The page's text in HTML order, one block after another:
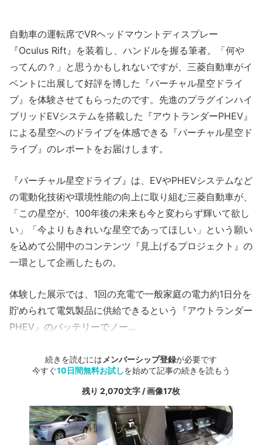
自動車の運転席でVRヘッドマウントディスプレー
『Oculus Rift』を装着し、ハンドルを握る筆者。「何や
ってんの？」と思うかもしれないですが、三菱自動車がイ
ベントに出展して好評を博した『バーチャル星空ドライ
ブ』を体験させてもらったのです。先進のプラグインハイ
ブリッドEVシステムを搭載した『アウトランダーPHEV』
による星空へのドライブを体感できる『バーチャル星空ド
ライブ』のレポートをお届けします。
『バーチャル星空ドライブ』は、EVやPHEVシステムなど
の電動化技術や環境性能の向上に取り組む三菱自動車が、
「この星空が、100年後の未来も今と変わらず輝いて欲し
い」「今よりもきれいな星空であってほしい」という願い
を込めて公開中のコンテンツ『見上げるプロジェクト』の
一環として企画したもの。
体験した展示では、1回の充電で一般家庭の電力約1日分を
貯められて電気製品に供給できるという『アウトランダー
PHEV』のバッテリーでノー...
続きを読むには メンバーシップ登録が必要です
今すぐ10日間無料お試しを始めて記事の続きを読もう
残り 2,070文字 / 画像17枚